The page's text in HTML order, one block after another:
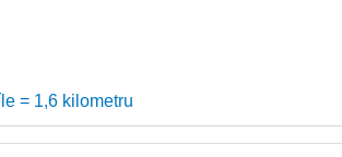
= 1,6 kilometru